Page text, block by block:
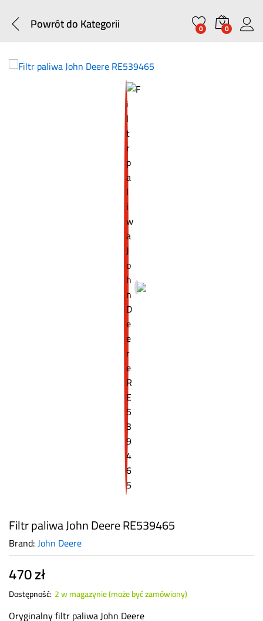
Powrót doKategorii 0 0
Filtr paliwa John Deere RE539465
Brand:John Deere
470zł
Dostępność: 2 w magazynie (może być zamówiony)
Oryginalny filtr paliwa John Deere